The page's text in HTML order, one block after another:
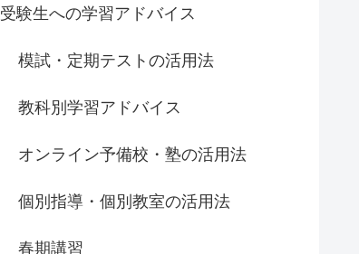
受験生への学習アドバイス
模試・定期テストの活用法
教科別学習アドバイス
オンライン予備校・塾の活用法
個別指導・個別教室の活用法
春期講習